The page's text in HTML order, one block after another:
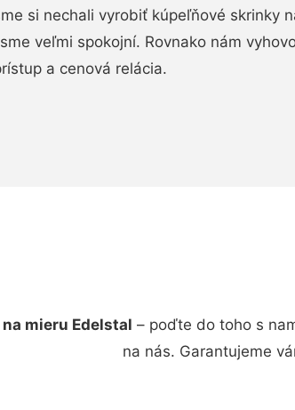
si nechali vyrobiť kúpeľňové skrinky
veľmi spokojní. Rovnako nám
a cenová relácia.
mieru Edelstal – poďte do toho s
na nás. Garantujeme